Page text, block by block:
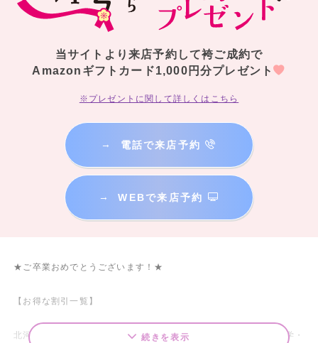
当サイトより来店予約して袴ご成約で
Amazonギフトカード1,000円分プレゼント
※プレゼントに関して詳しくはこちら
→ 電話で来店予約
→ WEBで来店予約
★ご卒業おめでとうございます！★
【お得な割引一覧】
北河内・北摂・南京都エリアにお住まい・またはエリアにある大学・
続きを表示